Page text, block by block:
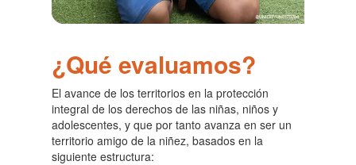
¿Qué evaluamos?
El avance de los territorios en la protección
integral de los derechos de las niñas, niños y
adolescentes, y que por tanto avanza en ser un
territorio amigo de la niñez, basados en la
siguiente estructura: